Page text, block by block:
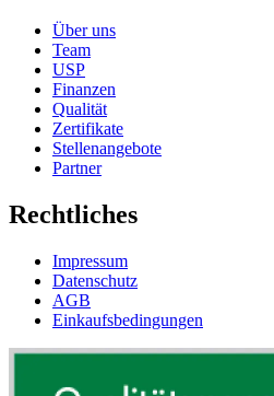
Über uns
Team
USP
Finanzen
Qualität
Zertifikate
Stellenangebote
Partner
Rechtliches
Impressum
Datenschutz
AGB
Einkaufsbedingungen